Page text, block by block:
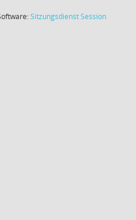
SitzungsdienstSession(Wird in